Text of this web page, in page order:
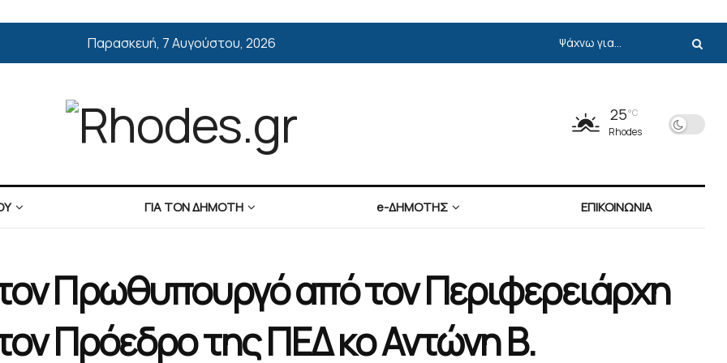
Παρασκευή, 7 Αυγούστου, 2026
25°C
Rhodes
ΓΙΑ ΤΟΝ ΔΗΜΟΤΗ e-ΔΗΜΟΤΗΣ ΕΠΙΚΟΙΝΩΝΙΑ
Πρωθυπουργό από τον Περιφερειάρχη
Πρόεδρο της ΠΕΔ κο Αντώνη Β.